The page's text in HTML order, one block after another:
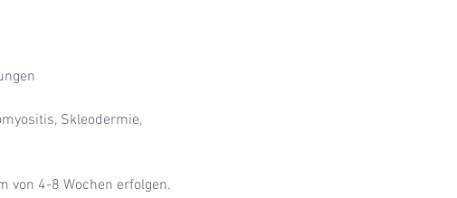
Skleodermie,
von 4-8 Wochen erfolgen.